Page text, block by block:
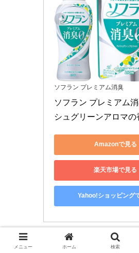
ソフラン プレミアム消臭
ソフラン プレミアム
シュグリーンアロマの
Amazonで見る
楽天市場で見る
Yahoo!ショッピング
メニュー ホーム 検索